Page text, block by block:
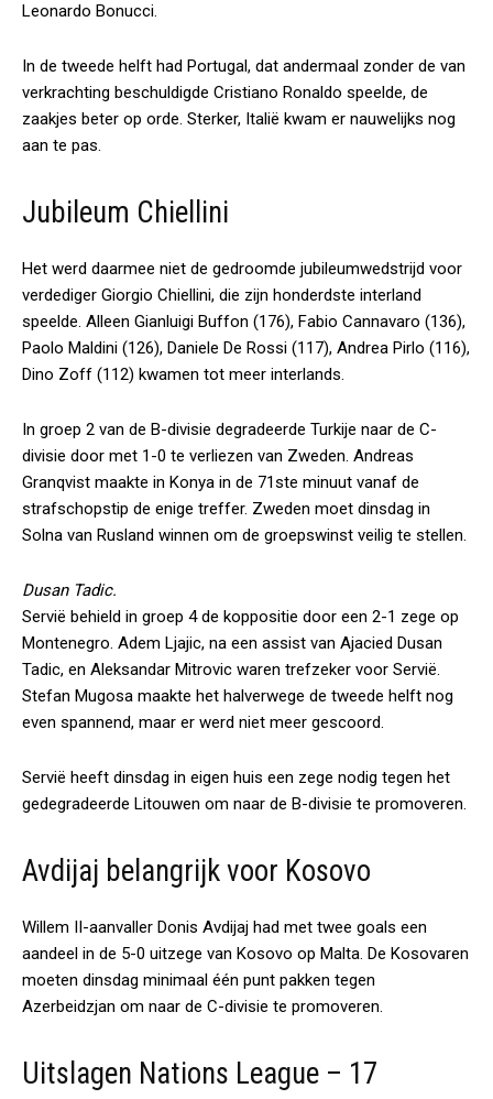
Leonardo Bonucci.
In de tweede helft had Portugal, dat andermaal zonder de van
verkrachting beschuldigde Cristiano Ronaldo speelde, de
zaakjes beter op orde. Sterker, Italië kwam er nauwelijks nog
aan te pas.
Jubileum Chiellini
Het werd daarmee niet de gedroomde jubileumwedstrijd voor
verdediger Giorgio Chiellini, die zijn honderdste interland
speelde. Alleen Gianluigi Buffon (176), Fabio Cannavaro (136),
Paolo Maldini (126), Daniele De Rossi (117), Andrea Pirlo (116),
Dino Zoff (112) kwamen tot meer interlands.
In groep 2 van de B-divisie degradeerde Turkije naar de C-
divisie door met 1-0 te verliezen van Zweden. Andreas
Granqvist maakte in Konya in de 71ste minuut vanaf de
strafschopstip de enige treffer. Zweden moet dinsdag in
Solna van Rusland winnen om de groepswinst veilig te stellen.
Dusan Tadic.
Servië behield in groep 4 de koppositie door een 2-1 zege op
Montenegro. Adem Ljajic, na een assist van Ajacied Dusan
Tadic, en Aleksandar Mitrovic waren trefzeker voor Servië.
Stefan Mugosa maakte het halverwege de tweede helft nog
even spannend, maar er werd niet meer gescoord.
Servië heeft dinsdag in eigen huis een zege nodig tegen het
gedegradeerde Litouwen om naar de B-divisie te promoveren.
Avdijaj belangrijk voor Kosovo
Willem II-aanvaller Donis Avdijaj had met twee goals een
aandeel in de 5-0 uitzege van Kosovo op Malta. De Kosovaren
moeten dinsdag minimaal één punt pakken tegen
Azerbeidzjan om naar de C-divisie te promoveren.
Uitslagen Nations League – 17